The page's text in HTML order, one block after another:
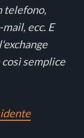
telefono,
ecc. E
semplice